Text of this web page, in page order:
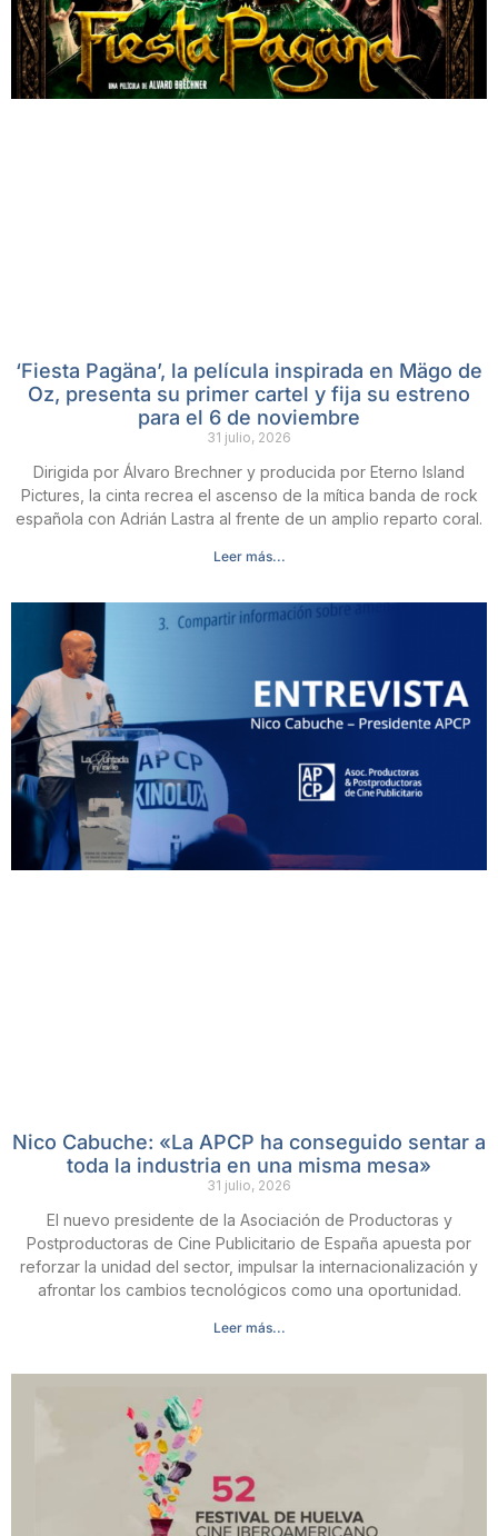
‘Fiesta Pagäna’, la película inspirada en Mägo de
Oz, presenta su primer cartel y fija su estreno
para el 6 de noviembre
31 julio, 2026
Dirigida por Álvaro Brechner y producida por Eterno Island
Pictures, la cinta recrea el ascenso de la mítica banda de rock
española con Adrián Lastra al frente de un amplio reparto coral.
Leer más...
Nico Cabuche: «La APCP ha conseguido sentar a
toda la industria en una misma mesa»
31 julio, 2026
El nuevo presidente de la Asociación de Productoras y
Postproductoras de Cine Publicitario de España apuesta por
reforzar la unidad del sector, impulsar la internacionalización y
afrontar los cambios tecnológicos como una oportunidad.
Leer más...